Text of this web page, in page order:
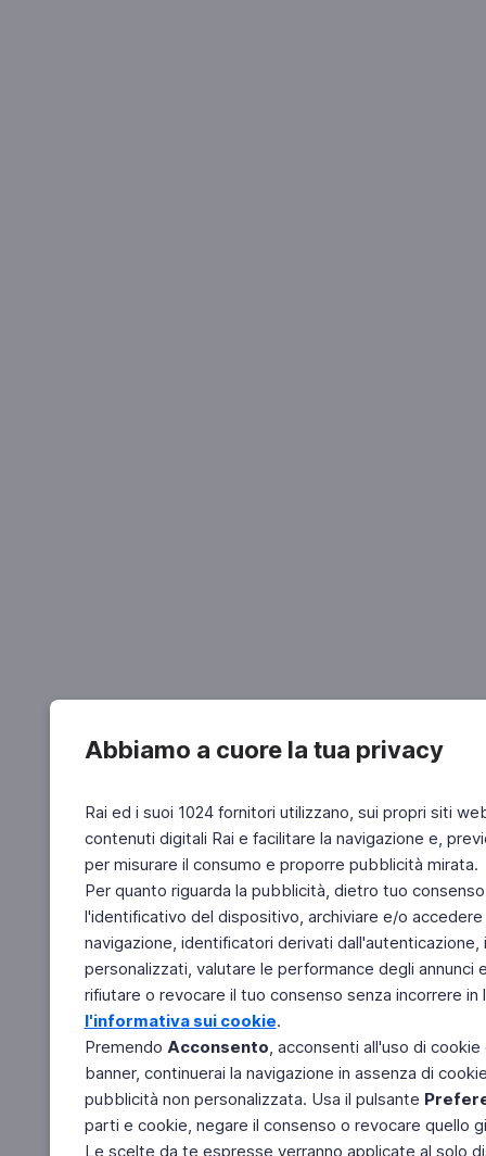
Abbiamo a cuore la tua privacy
Rai ed i suoi 1024 fornitori utilizzano, sui propri siti
contenuti digitali Rai e facilitare la navigazione e,
per misurare il consumo e proporre pubblicità mirata.
Per quanto riguarda la pubblicità, dietro tuo
l'identificativo del dispositivo, archiviare e/o
navigazione, identificatori derivati
personalizzati, valutare le performance degli
rifiutare o revocare il tuo consenso senza incorrere
l'informativa sui cookie.
Premendo Acconsento, acconsenti all'uso di
banner, continuerai la navigazione in assenza di
pubblicità non personalizzata. Usa il pulsante
parti e cookie, negare il consenso o revocare quello
Le scelte da te espresse verranno applicate al solo